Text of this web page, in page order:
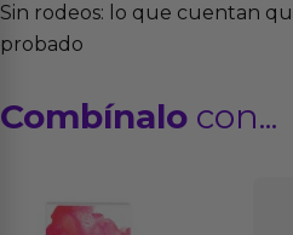
Sin rodeos: lo que cuentan
probado
Combínalo con...